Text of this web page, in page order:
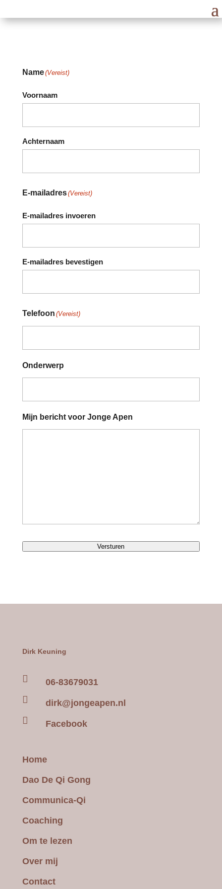
Name(Vereist)
Voornaam
Achternaam
E-mailadres(Vereist)
E-mailadres invoeren
E-mailadres bevestigen
Telefoon (Vereist)
Onderwerp
Mijn bericht voor Jonge Apen
Versturen
Dirk Keuning
 06-83679031
 dirk@jongeapen.nl
 Facebook
Home
Dao De Qi Gong
Communica-Qi
Coaching
Om te lezen
Over mij
Contact